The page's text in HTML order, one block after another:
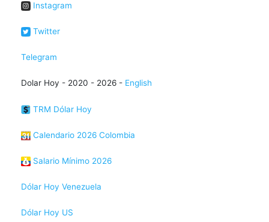
Instagram
Twitter
Telegram
Dolar Hoy - 2020 - 2026 - English
TRM Dólar Hoy
Calendario 2026 Colombia
Salario Mínimo 2026
Dólar Hoy Venezuela
Dólar Hoy US